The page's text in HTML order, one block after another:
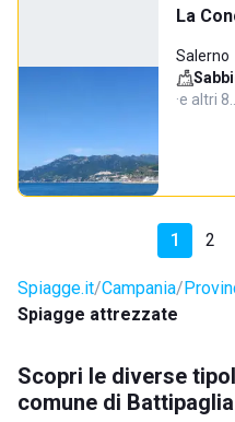
La
Salerno
·e altri 8…
1 2
Spiagge.it Campania
Spiagge attrezzate
Scopri le diverse
comune di Battipaglia